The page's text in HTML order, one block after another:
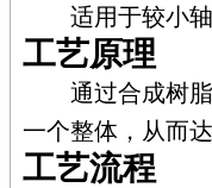
适用于较小轴
工艺原理
通过合成树脂
一个整体，从而
工艺流程